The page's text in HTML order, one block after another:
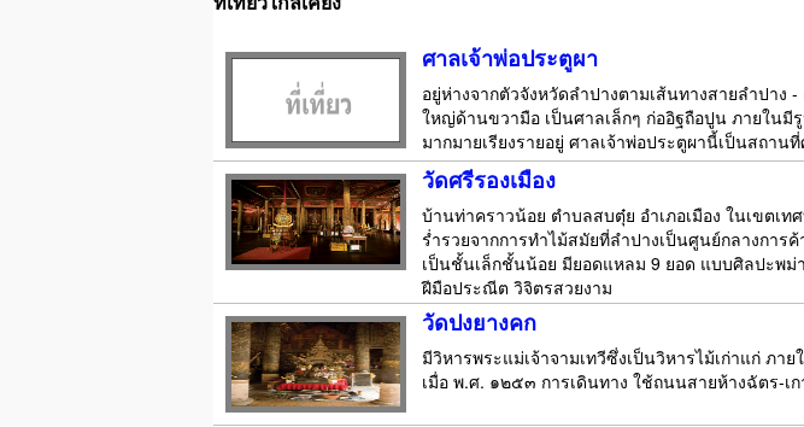
ศาลเจ้าพ่อประตูผา
อยู่ห่างจากตัวจังหวัดลำปางตามเส้นทางสายลำปาง
ใหญ่ด้านขวามือ เป็นศาลเล็กๆ ก่ออิฐถือปูน ภายในมี
มากมายเรียงรายอยู่ ศาลเจ้าพ่อประตูผานี้เป็นสถา
วัดศรีรองเมือง
บ้านท่าคราวน้อย ตำบลสบตุ๋ย อำเภอเมือง ในเขต
ร่ำรวยจากการทำไม้สมัยที่ลำปางเป็นศูนย์กลางกา
เป็นชั้นเล็กชั้นน้อย มียอดแหลม 9 ยอด แบบศิลปะพม่
ฝีมือประณีต วิจิตรสวยงาม
วัดปงยางคก
มีวิหารพระแม่เจ้าจามเทวีซึ่งเป็นวิหารไม้เก่าแก่ ภ
เมื่อ พ.ศ. ๑๒๕๓ การเดินทาง ใช้ถนนสายห้างฉัตร-